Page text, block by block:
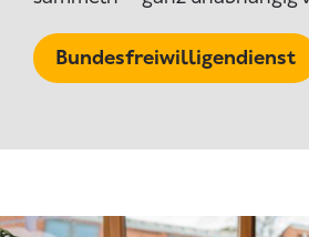
Bundesfreiwilligendienst